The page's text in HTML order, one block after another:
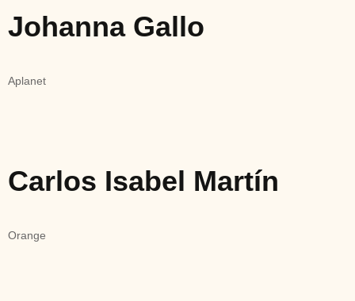
Johanna Gallo
Aplanet
Carlos Isabel Martín
Orange